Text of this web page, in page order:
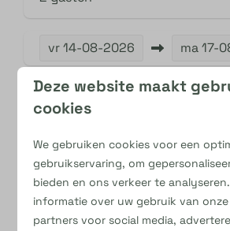
vr14-08-2026 ma17-
do
vr
3 nachten — €
4 nachten — —
Deze website maakt
cookies
We gebruiken cookies voor een
gebruikservaring, om
bieden en ons verkeer te
informatie over uw gebruik van
partners voor social media,